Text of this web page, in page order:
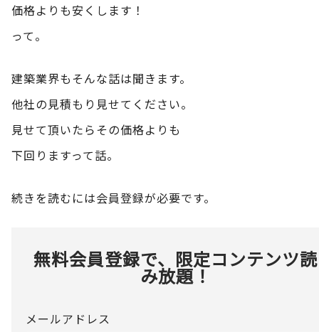
価格よりも安くします！
って。
建築業界もそんな話は聞きます。
他社の見積もり見せてください。
見せて頂いたらその価格よりも
下回りますって話。
続きを読むには会員登録が必要です。
無料会員登録で、限定コンテンツ読
み放題！
メールアドレス